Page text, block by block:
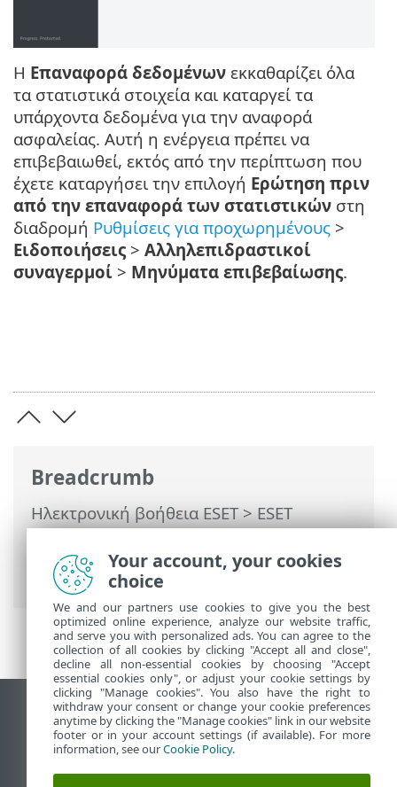
Breadcrumb
Ηλεκτρονική βοήθεια ESET>ESET
Endpoint Antivirus>Χρησιμοποιώντας το
ESET Endpoint Antivirus>Εργαλεία>
Αναφορά ασφαλείας
Η Επαναφορά δεδομένων εκκαθαρίζει όλα
τα στατιστικά στοιχεία και καταργεί τα
υπάρχοντα δεδομένα για την αναφορά
ασφαλείας. Αυτή η ενέργεια πρέπει να
επιβεβαιωθεί, εκτός από την περίπτωση που
έχετε καταργήσει την επιλογή Ερώτηση πριν
από την επαναφορά των στατιστικών στη
διαδρομή Ρυθμίσεις για προχωρημένους >
Ειδοποιήσεις > Αλληλεπιδραστικοί
συναγερμοί > Μηνύματα επιβεβαίωσης.
Προβολή ιστότοπου επιφάνειας εργασίας
End of Life
Γνωσιακή βάση ESET
Your account, your cookies
choice
We and our partners use cookies to give you the best
optimized online experience, analyze our website traffic,
and serve you with personalized ads. You can agree to the
collection of all cookies by clicking "Accept all and close",
decline all non-essential cookies by choosing "Accept
essential cookies only", or adjust your cookie settings by
clicking "Manage cookies". You also have the right to
withdraw your consent or change your cookie preferences
anytime by clicking the "Manage cookies" link in our website
footer or in your account settings (if available). For more
information, see ourCookie Policy.